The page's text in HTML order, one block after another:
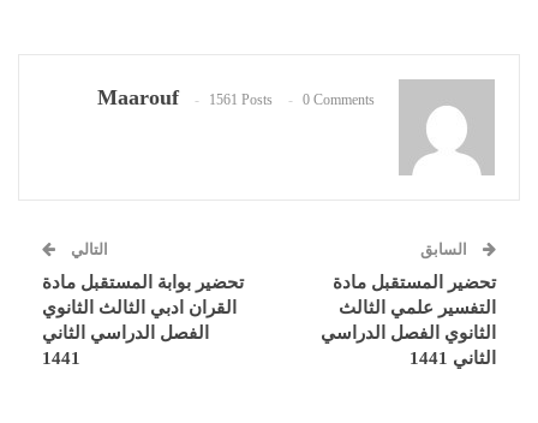
Maarouf 1561 Posts 0 Comments
السابق
تحضير المستقبل مادة
التفسير علمي الثالث
الثانوي الفصل الدراسي
الثاني 1441
التالي
تحضير بوابة المستقبل مادة
القران ادبي الثالث الثانوي
الفصل الدراسي الثاني
1441